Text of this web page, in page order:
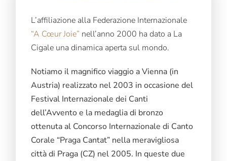
L’affiliazione alla Federazione Internazionale
“A Cœur Joie” nell’anno 2000 ha dato a La
Cigale una dinamica aperta sul mondo.
Notiamo il magnifico viaggio a Vienna (in
Austria) realizzato nel 2003 in occasione del
Festival Internazionale dei Canti
dell’Avvento e la medaglia di bronzo
ottenuta al Concorso Internazionale di Canto
Corale “Praga Cantat” nella meravigliosa
città di Praga (CZ) nel 2005. In queste due